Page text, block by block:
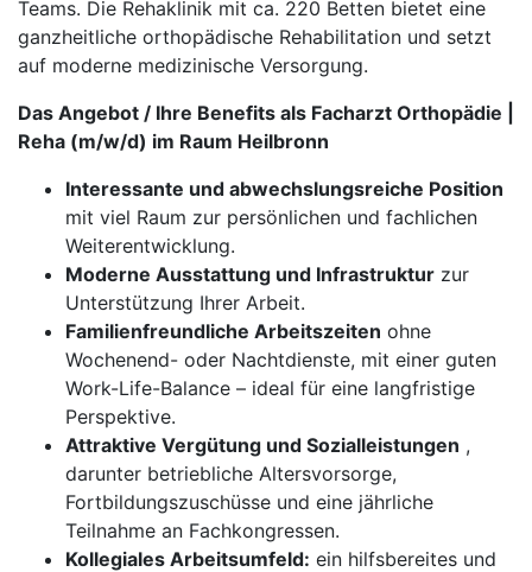
Teams. Die Rehaklinik mit ca. 220 Betten bietet eine
ganzheitliche orthopädische Rehabilitation und setzt
auf moderne medizinische Versorgung.
Das Angebot / Ihre Benefits als Facharzt Orthopädie |
Reha (m/w/d) im Raum Heilbronn
Interessante und abwechslungsreiche Position
mit viel Raum zur persönlichen und fachlichen
Weiterentwicklung.
Moderne Ausstattung und Infrastruktur zur
Unterstützung Ihrer Arbeit.
Familienfreundliche Arbeitszeiten ohne
Wochenend- oder Nachtdienste, mit einer guten
Work-Life-Balance – ideal für eine langfristige
Perspektive.
Attraktive Vergütung und Sozialleistungen ,
darunter betriebliche Altersvorsorge,
Fortbildungszuschüsse und eine jährliche
Teilnahme an Fachkongressen.
Kollegiales Arbeitsumfeld: ein hilfsbereites und